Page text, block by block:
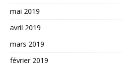
mai 2019
avril 2019
mars 2019
février 2019